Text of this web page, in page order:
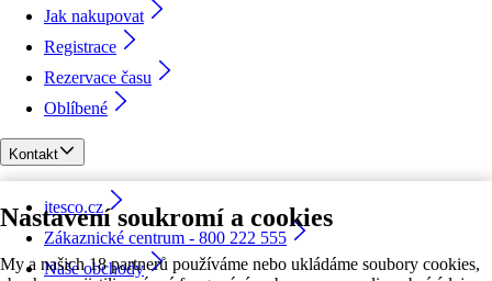
Nastavení soukromí a cookies
My a našich 18 partnerů používáme nebo ukládáme soubory cookies,
Jak nakupovat
Registrace
Rezervace času
Oblíbené
Kontakt
itesco.cz
Zákaznické centrum - 800 222 555
Naše obchody